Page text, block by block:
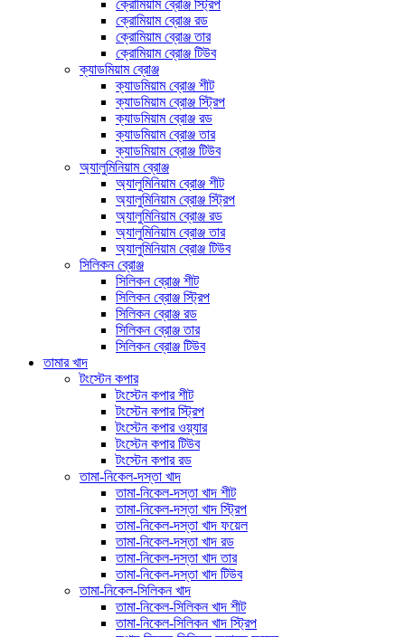
ক্রোমিয়াম ব্রোঞ্জ স্ট্রিপ
ক্রোমিয়াম ব্রোঞ্জ রড
ক্রোমিয়াম ব্রোঞ্জ তার
ক্রোমিয়াম ব্রোঞ্জ টিউব
ক্যাডমিয়াম ব্রোঞ্জ
ক্যাডমিয়াম ব্রোঞ্জ শীট
ক্যাডমিয়াম ব্রোঞ্জ স্ট্রিপ
ক্যাডমিয়াম ব্রোঞ্জ রড
ক্যাডমিয়াম ব্রোঞ্জ তার
ক্যাডমিয়াম ব্রোঞ্জ টিউব
অ্যালুমিনিয়াম ব্রোঞ্জ
অ্যালুমিনিয়াম ব্রোঞ্জ শীট
অ্যালুমিনিয়াম ব্রোঞ্জ স্ট্রিপ
অ্যালুমিনিয়াম ব্রোঞ্জ রড
অ্যালুমিনিয়াম ব্রোঞ্জ তার
অ্যালুমিনিয়াম ব্রোঞ্জ টিউব
সিলিকন ব্রোঞ্জ
সিলিকন ব্রোঞ্জ শীট
সিলিকন ব্রোঞ্জ স্ট্রিপ
সিলিকন ব্রোঞ্জ রড
সিলিকন ব্রোঞ্জ তার
সিলিকন ব্রোঞ্জ টিউব
তামার খাদ
টংস্টেন কপার
টংস্টেন কপার শীট
টংস্টেন কপার স্ট্রিপ
টংস্টেন কপার ওয়্যার
টংস্টেন কপার টিউব
টংস্টেন কপার রড
তামা-নিকেল-দস্তা খাদ
তামা-নিকেল-দস্তা খাদ শীট
তামা-নিকেল-দস্তা খাদ স্ট্রিপ
তামা-নিকেল-দস্তা খাদ ফয়েল
তামা-নিকেল-দস্তা খাদ রড
তামা-নিকেল-দস্তা খাদ তার
তামা-নিকেল-দস্তা খাদ টিউব
তামা-নিকেল-সিলিকন খাদ
তামা-নিকেল-সিলিকন খাদ শীট
তামা-নিকেল-সিলিকন খাদ স্ট্রিপ